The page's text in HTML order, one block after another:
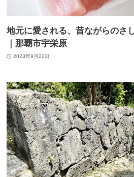
地元に愛される、昔ながらのさ
｜那覇市宇栄原
2023年9月22日